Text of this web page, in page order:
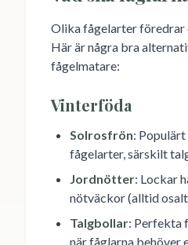
Olika fågelarter föredrar
Här är några bra
fågelmatare:
Vinterföda
Solrosfrön:
fågelarter, särskilt
Jordnötter: Lockar
nötväckor (alltid
Talgbollar: Perfekta
när fåglarna behöver